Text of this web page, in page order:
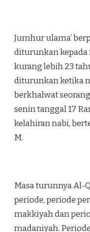
Jumhur ulama’
diturunkan kepada
kurang lebih 23
diturunkan ketika
berkhalwat
senin tanggal 17
kelahiran nabi,
M.
Masa turunnya Al-
periode, periode
makkiyah dan
madaniyah.